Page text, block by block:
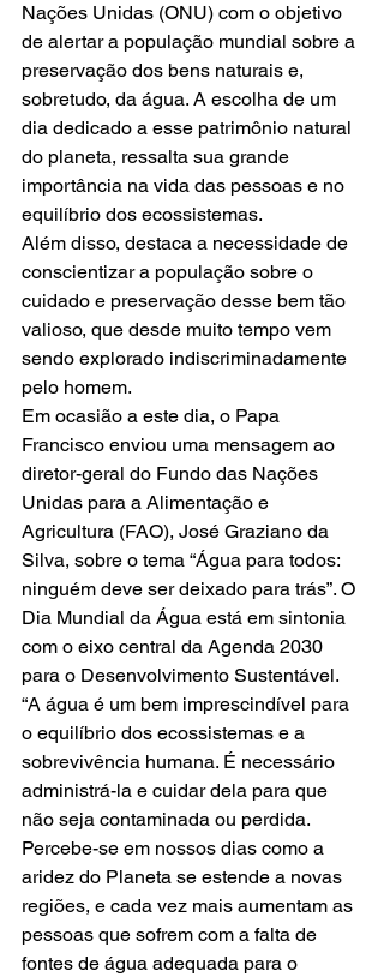
Nações Unidas (ONU) com o objetivo
de alertar a população mundial sobre a
preservação dos bens naturais e,
sobretudo, da água. A escolha de um
dia dedicado a esse patrimônio natural
do planeta, ressalta sua grande
importância na vida das pessoas e no
equilíbrio dos ecossistemas.
Além disso, destaca a necessidade de
conscientizar a população sobre o
cuidado e preservação desse bem tão
valioso, que desde muito tempo vem
sendo explorado indiscriminadamente
pelo homem.
Em ocasião a este dia, o Papa
Francisco enviou uma mensagem ao
diretor-geral do Fundo das Nações
Unidas para a Alimentação e
Agricultura (FAO), José Graziano da
Silva, sobre o tema “Água para todos:
ninguém deve ser deixado para trás”. O
Dia Mundial da Água está em sintonia
com o eixo central da Agenda 2030
para o Desenvolvimento Sustentável.
“A água é um bem imprescindível para
o equilíbrio dos ecossistemas e a
sobrevivência humana. É necessário
administrá-la e cuidar dela para que
não seja contaminada ou perdida.
Percebe-se em nossos dias como a
aridez do Planeta se estende a novas
regiões, e cada vez mais aumentam as
pessoas que sofrem com a falta de
fontes de água adequada para o